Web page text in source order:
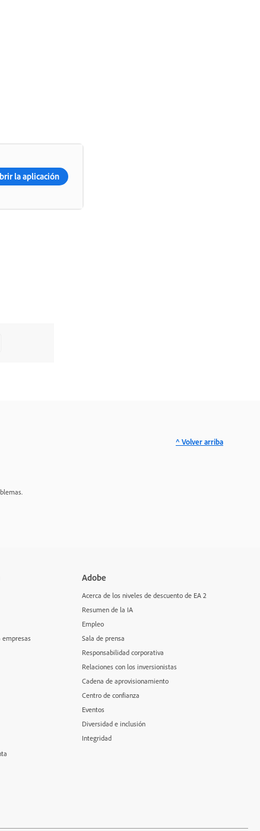
la aplicación
^ Volver arriba
Adobe
Acerca de los niveles de descuento de EA 2
Resumen de la IA
Empleo
Sala de prensa
Responsabilidad corporativa
Relaciones con los inversionistas
Cadena de aprovisionamiento
Centro de confianza
Eventos
Diversidad e inclusión
Integridad